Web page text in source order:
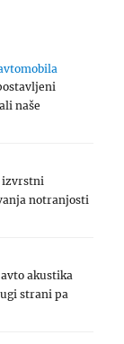
naše
izvrstni
notranjosti
akustika
strani pa